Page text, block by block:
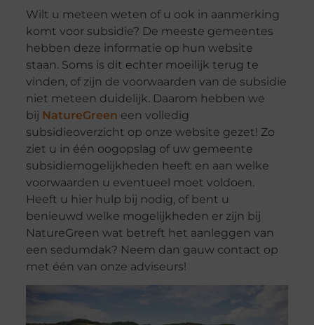
Wilt u meteen weten of u ook in aanmerking
komt voor subsidie? De meeste gemeentes
hebben deze informatie op hun website
staan. Soms is dit echter moeilijk terug te
vinden, of zijn de voorwaarden van de subsidie
niet meteen duidelijk. Daarom hebben we
bij NatureGreen een volledig
subsidieoverzicht op onze website gezet! Zo
ziet u in één oogopslag of uw gemeente
subsidiemogelijkheden heeft en aan welke
voorwaarden u eventueel moet voldoen.
Heeft u hier hulp bij nodig, of bent u
benieuwd welke mogelijkheden er zijn bij
NatureGreen wat betreft het aanleggen van
een sedumdak? Neem dan gauw contact op
met één van onze adviseurs!